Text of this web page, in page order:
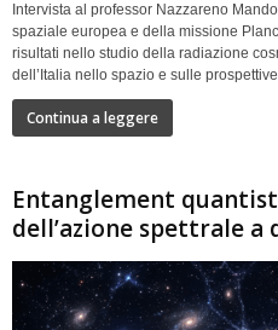
Intervista al professor Nazzareno
spaziale europea e della missione
risultati nello studio della radiazione
dell’Italia nello spazio e sulle
Continua a leggere
Entanglement
dell’azione spettrale a